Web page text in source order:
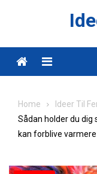
Menu
Home
Ideer Til
Sådan holder du dig
kan forblive varmere